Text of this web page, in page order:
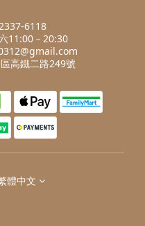
6118
11:00－20:30
高鐵二路249號
體中文